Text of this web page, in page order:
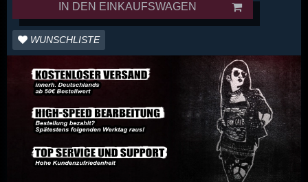
IN DEN EINKAUFSWAGEN
WUNSCHLISTE